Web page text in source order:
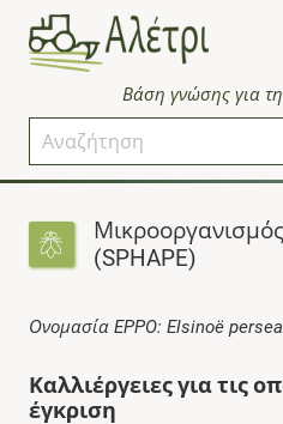
Βάση γνώσης για
(SPHAPE)
Ονομασία EPPO: Elsinoë
Καλλιέργειες για τις
έγκριση